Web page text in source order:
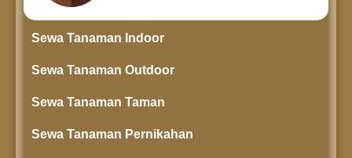
Sewa Tanaman Indoor
Sewa Tanaman Outdoor
Sewa Tanaman Taman
Sewa Tanaman Pernikahan